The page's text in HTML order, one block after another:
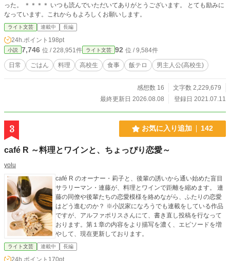
った。 ＊＊＊＊ いつも読んでいただいてありがとうございます。 とても励みに
なっています。これからもよろしくお願いします。
ライト文芸 連載中 長編
24h.ポイント 198pt
小説 7,746 位 / 228,951件 ライト文芸 92 位 / 9,584件
日常 ごはん 料理 高校生 食事 飯テロ 男主人公(高校生)
感想数 16
文字数 2,229,679
最終更新日 2026.08.08
登録日 2021.07.11
3 お気に入り追加 142
café R ～料理とワインと、ちょっぴり恋愛～
yolu
café R のオーナー・莉子と、後輩の誘いから通い始めた盲目
サラリーマン・連藤が、料理とワインで距離を縮めます。 連
藤の同僚や後輩たちの恋愛模様を絡めながら、ふたりの恋愛
はどう進むのか？ ※小説家になろうでも連載をしている作品
ですが、アルファポリスさんにて、書き直し投稿を行なって
おります。第１章の内容をより描写を濃く、エピソードを増
やして、現在更新しております。
ライト文芸 連載中 長編
24h.ポイント 170pt